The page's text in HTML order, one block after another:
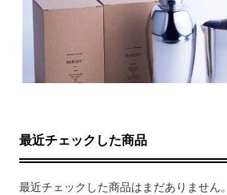
最近チェックした商品
最近チェックした商品はまだありません。